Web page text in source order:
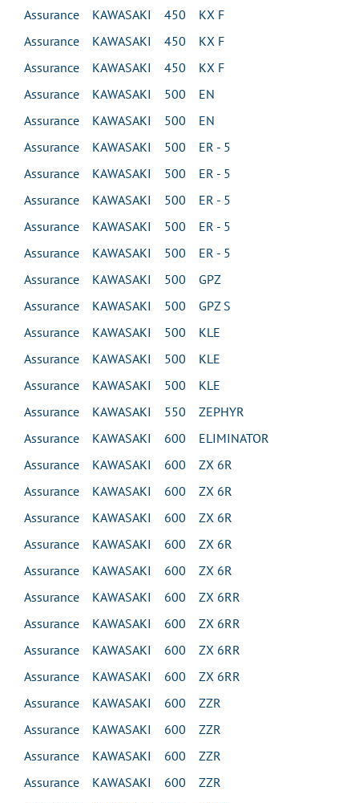
Assurance KAWASAKI 450 KX F
Assurance KAWASAKI 450 KX F
Assurance KAWASAKI 450 KX F
Assurance KAWASAKI 500 EN
Assurance KAWASAKI 500 EN
Assurance KAWASAKI 500 ER - 5
Assurance KAWASAKI 500 ER - 5
Assurance KAWASAKI 500 ER - 5
Assurance KAWASAKI 500 ER - 5
Assurance KAWASAKI 500 ER - 5
Assurance KAWASAKI 500 GPZ
Assurance KAWASAKI 500 GPZ S
Assurance KAWASAKI 500 KLE
Assurance KAWASAKI 500 KLE
Assurance KAWASAKI 500 KLE
Assurance KAWASAKI 550 ZEPHYR
Assurance KAWASAKI 600 ELIMINATOR
Assurance KAWASAKI 600 ZX 6R
Assurance KAWASAKI 600 ZX 6R
Assurance KAWASAKI 600 ZX 6R
Assurance KAWASAKI 600 ZX 6R
Assurance KAWASAKI 600 ZX 6R
Assurance KAWASAKI 600 ZX 6RR
Assurance KAWASAKI 600 ZX 6RR
Assurance KAWASAKI 600 ZX 6RR
Assurance KAWASAKI 600 ZX 6RR
Assurance KAWASAKI 600 ZZR
Assurance KAWASAKI 600 ZZR
Assurance KAWASAKI 600 ZZR
Assurance KAWASAKI 600 ZZR